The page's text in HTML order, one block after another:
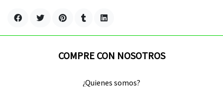
COMPRE CON NOSOTROS
¿Quienes somos?